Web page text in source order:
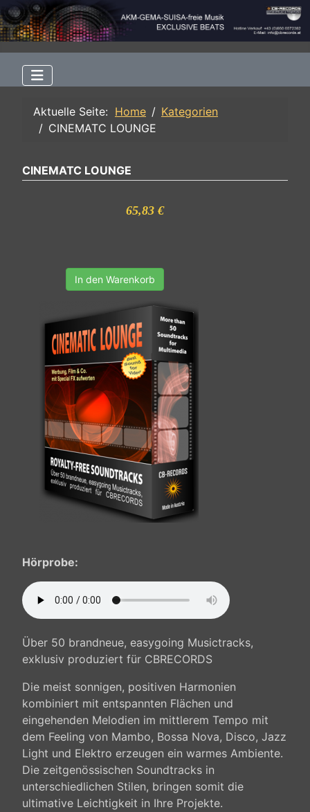
Aktuelle Seite: Home
Kategorien
CINEMATC LOUNGE
CINEMATC LOUNGE
65,83 €
In den Warenkorb
Hörprobe:
Über 50 brandneue, easygoing Musictracks,
exklusiv produziert für CBRECORDS
Die meist sonnigen, positiven Harmonien
kombiniert mit entspannten Flächen und
eingehenden Melodien im mittlerem Tempo mit
dem Feeling von Mambo, Bossa Nova, Disco, Jazz
Light und Elektro erzeugen ein warmes Ambiente.
Die zeitgenössischen Soundtracks in
unterschiedlichen Stilen, bringen somit die
ultimative Leichtigkeit in Ihre Projekte.